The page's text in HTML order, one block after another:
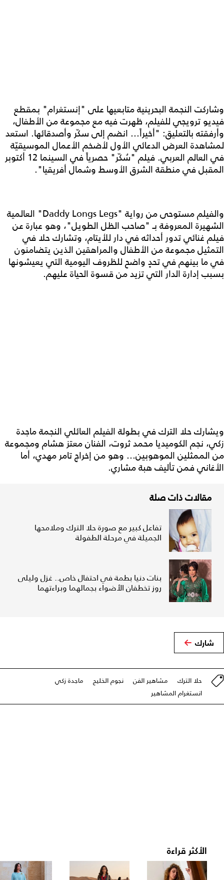
وشاركت النجمة البحرينية متابعيها على "إنستغرام" بمقطع
فيديو ترويجي للفيلم، ظهرت فيه مع مجموعة من الأطفال،
وأرفقته بالتعليق: "أخيراً... انضم إلى سكّر وأصدقائها. استعد
لمشاهدة العرض الدعائي الأول لأضخم الأعمال الموسيقيّة
في العالم العربي. فيلم "سُكّر" حصرياً في السينما 12 أكتوبر
المقبل في منطقة الشرق الأوسط وشمال أفريقيا".
والفيلم مستوحى من رواية "Daddy Longs Legs" العالمية
الشهيرة المعروفة بـ "صاحب الظل الطويل"، وهو عبارة عن
فيلم غنائي تدور أحداثه في دار للأيتام، وتشارك حلا في
التمثيل مجموعة من الأطفال والمراهقين الذين يتضامنون
في ما بينهم في تحدٍ واضح للظروف اليومية التي يعيشونها
بسبب إدارة الدار التي تزيد من قسوة الحياة عليهم.
ويشارك حلا الترك في بطولة الفيلم العائلي النجمة ماجدة
زكي، نجم الكوميديا محمد ثروت، الفنان معتز هشام ومجموعة
من الممثلين الموهوبين... وهو من إخراج تامر مهدي، أما
الأغاني فمن تأليف هبة مشاري.
مقالات ذات صلة
تفاعل كبير مع صورة حلا الترك وملامحها
الجميلة في مرحلة الطفولة
بنات دنيا بطمة في احتفال خاص.. غزل وليلى
روز تخطفان الأضواء بجمالهما وبراءتهما
شارك
حلا الترك مشاهير الفن نجوم الخليج
ماجدة زكي
انستغرام المشاهير
الأكثر قراءة